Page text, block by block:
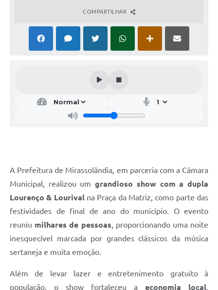
COMPARTILHAR
A Prefeitura de Mirassolândia, em parceria com a Câmara
Municipal, realizou umgrandioso show com a dupla
Lourenço & Lourival na Praça da Matriz, como parte das
festividades de final de ano do município. O evento
reuniu milhares de pessoas , proporcionando uma noite
inesquecível marcada por grandes clássicos da música
sertaneja e muita emoção.
Além de levar lazer e entretenimento gratuito à
população, o show fortaleceu a economia local